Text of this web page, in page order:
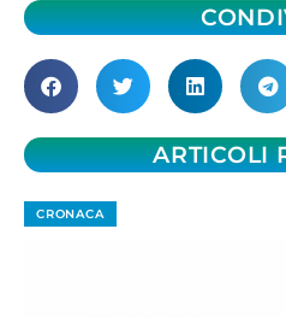
ARTICOLI
CRONACA